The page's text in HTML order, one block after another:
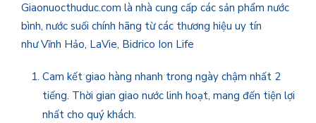
Giaonuocthuduc.com là nhà cung cấp các sản phẩm nước
bình, nước suối chính hãng từ các thương hiệu uy tín
như Vĩnh Hảo, LaVie, Bidrico Ion Life
Cam kết giao hàng nhanh trong ngày chậm nhất 2
tiếng. Thời gian giao nước linh hoạt, mang đến tiện lợi
nhất cho quý khách.